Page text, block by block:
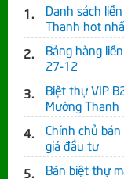
Danh sách
Thanh hot
Bảng hàng
27-12
Biệt thự VIP
Mường Thanh
Chính chủ
giá đầu tư
Bán biệt thự